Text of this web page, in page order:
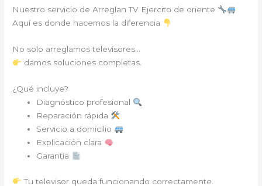
Nuestro servicio de Arreglan TV Ejercito de oriente
Aquí es donde hacemos la diferencia
No solo arreglamos televisores…
damos soluciones completas.
¿Qué incluye?
Diagnóstico profesional
Reparación rápida
Servicio a domicilio
Explicación clara
Garantía
Tu televisor queda funcionando correctamente.